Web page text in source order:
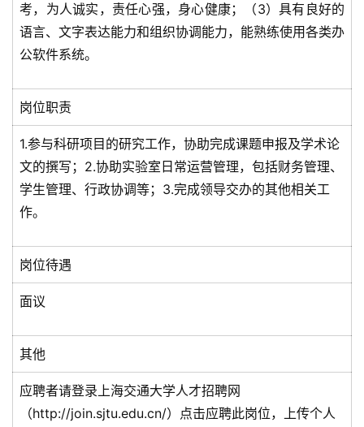
考，为人诚实，责任心强，身心健康；（3）具有良好的
语言、文字表达能力和组织协调能力，能熟练使用各类办
公软件系统。
岗位职责
1.参与科研项目的研究工作，协助完成课题申报及学术论
文的撰写；2.协助实验室日常运营管理，包括财务管理、
学生管理、行政协调等；3.完成领导交办的其他相关工
作。
岗位待遇
面议
其他
应聘者请登录上海交通大学人才招聘网
（http://join.sjtu.edu.cn/）点击应聘此岗位，上传个人